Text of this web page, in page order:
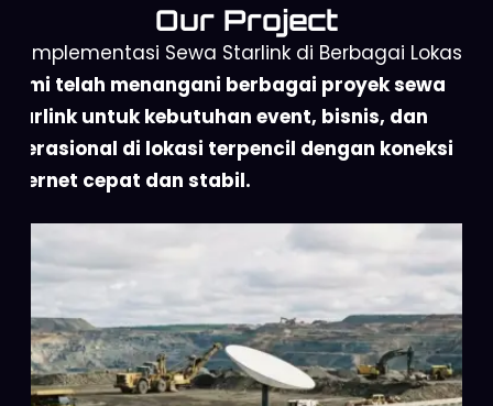
Our Project
Implementasi Sewa Starlink di Berbagai Lokasi
Kami telah menangani berbagai proyek sewa
Starlink untuk kebutuhan event, bisnis, dan
operasional di lokasi terpencil dengan koneksi
internet cepat dan stabil.